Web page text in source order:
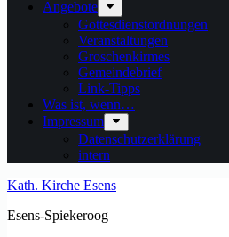
Angebote
Gottesdienstordnungen
Veranstaltungen
Groschenkirmes
Gemeindebrief
Link-Tipps
Was ist, wenn…
Impressum
Datenschutzerklärung
intern
Kath. Kirche Esens
Esens-Spiekeroog